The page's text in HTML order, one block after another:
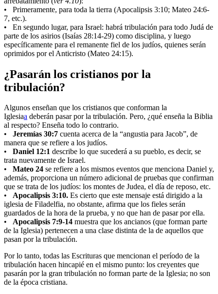
• Primeramente, para toda la tierra (Apocalipsis 3:10; Mateo 24:6-
7, etc.).
• En segundo lugar, para Israel: habrá tribulación para todo Judá de
parte de los asirios (Isaías 28:14-29) como disciplina, y luego
específicamente para el remanente fiel de los judíos, quienes serán
oprimidos por el Anticristo (Mateo 24:15).
¿Pasarán los cristianos por la
tribulación?
Algunos enseñan que los cristianos que conforman la
Iglesiaa deberán pasar por la tribulación. Pero, ¿qué enseña la Biblia
al respecto? Enseña todo lo contrario.
• Jeremías 30:7 cuenta acerca de la “angustia para Jacob”, de
manera que se refiere a los judíos.
• Daniel 12:1 describe lo que sucederá a su pueblo, es decir, se
trata nuevamente de Israel.
• Mateo 24 se refiere a los mismos eventos que menciona Daniel y,
además, proporciona un número adicional de pruebas que confirman
que se trata de los judíos: los montes de Judea, el día de reposo, etc.
• Apocalipsis 3:10. Es cierto que este mensaje está dirigido a la
iglesia de Filadelfia, no obstante, afirma que los fieles serán
guardados de la hora de la prueba, y no que han de pasar por ella.
• Apocalipsis 7:9-14 muestra que los ancianos (que forman parte
de la Iglesia) pertenecen a una clase distinta de la de aquellos que
pasan por la tribulación.
Por lo tanto, todas las Escrituras que mencionan el período de la
tribulación hacen hincapié en el mismo punto: los creyentes que
pasarán por la gran tribulación no forman parte de la Iglesia; no son
de la época cristiana.